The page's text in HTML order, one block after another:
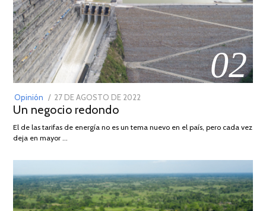
02
Opinión
POSTED
ON
27 DE AGOSTO DE 2022
DE
Un negocio redondo
El de las tarifas de energía no es un tema nuevo en el país, pero cada vez
deja en mayor …